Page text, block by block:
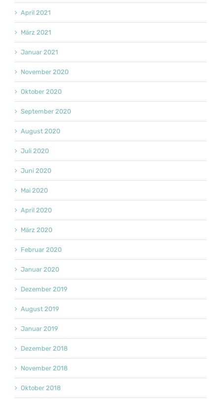
April 2021
März 2021
Januar 2021
November 2020
Oktober 2020
September 2020
August 2020
Juli 2020
Juni 2020
Mai 2020
April 2020
März 2020
Februar 2020
Januar 2020
Dezember 2019
August 2019
Januar 2019
Dezember 2018
November 2018
Oktober 2018